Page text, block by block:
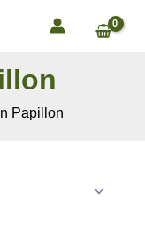
Papillon